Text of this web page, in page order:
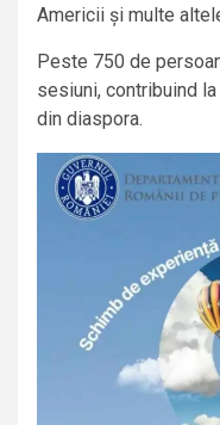
Americii și multe
Peste 750 de
sesiuni, contribuind
din diaspora.